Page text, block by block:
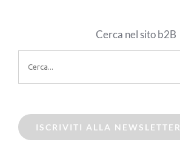
Cerca nel sito b2B
per:
ISCRIVITI ALLA NEWSLETTER